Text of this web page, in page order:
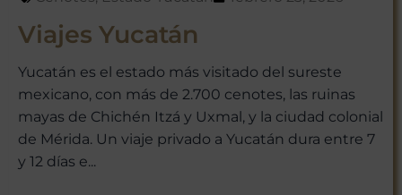
Viajes Yucatán
Yucatán es el estado más visitado del sureste
mexicano, con más de 2.700 cenotes, las ruinas
mayas de Chichén Itzá y Uxmal, y la ciudad colonial
de Mérida. Un viaje privado a Yucatán dura entre 7
y 12 días e...